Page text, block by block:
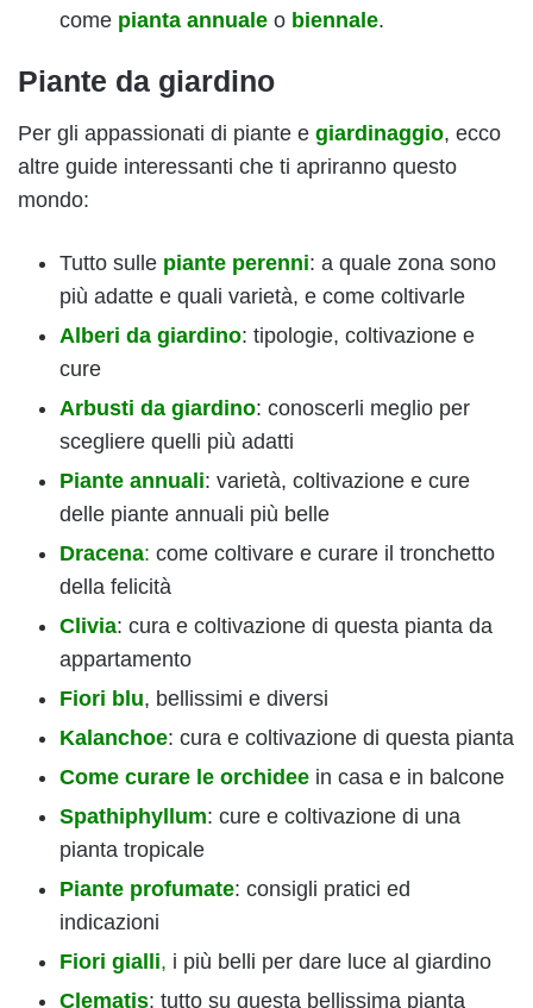
come pianta annuale o biennale.
Piante da giardino
Per gli appassionati di piante e giardinaggio, ecco
altre guide interessanti che ti apriranno questo
mondo:
Tutto sulle piante perenni: a quale zona sono
più adatte e quali varietà, e come coltivarle
Alberi da giardino: tipologie, coltivazione e
cure
Arbusti da giardino: conoscerli meglio per
scegliere quelli più adatti
Piante annuali: varietà, coltivazione e cure
delle piante annuali più belle
Dracena: come coltivare e curare il tronchetto
della felicità
Clivia: cura e coltivazione di questa pianta da
appartamento
Fiori blu, bellissimi e diversi
Kalanchoe: cura e coltivazione di questa pianta
Come curare le orchidee in casa e in balcone
Spathiphyllum: cure e coltivazione di una
pianta tropicale
Piante profumate: consigli pratici ed
indicazioni
Fiori gialli, i più belli per dare luce al giardino
Clematis: tutto su questa bellissima pianta